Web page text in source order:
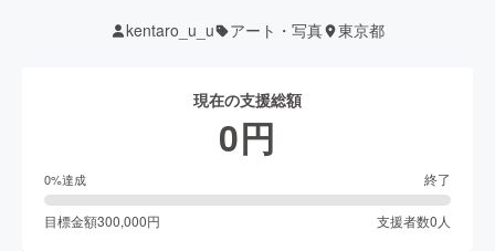
kentaro_u_u アート・写真 東京都
現在の支援総額
0円
0%達成 終了
目標金額300,000円 支援者数0 人